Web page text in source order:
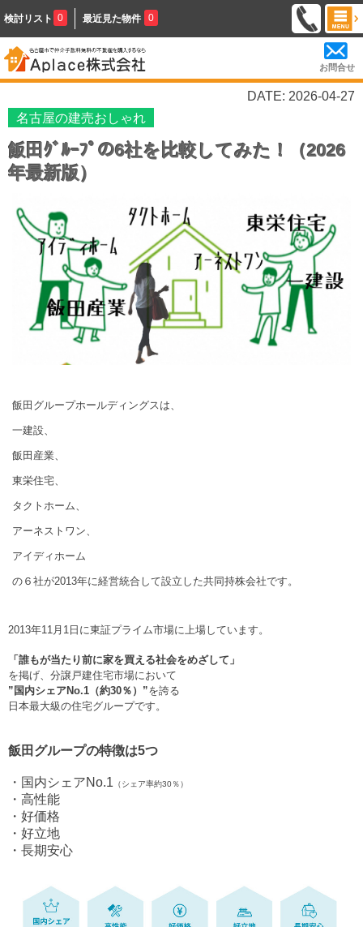
検討リスト 0 最近見た物件 0
お問合せ
DATE: 2026-04-27
名古屋の建売おしゃれ
飯田ｸﾞﾙｰﾌﾟの6社を比較してみた！（2026
年最新版）
飯田グループホールディングスは、
一建設、
飯田産業、
東栄住宅、
タクトホーム、
アーネストワン、
アイディホーム
の６社が2013年に経営統合して設立した共同持株会社です。
2013年11月1日に東証プライム市場に上場しています。
「誰もが当たり前に家を買える社会をめざして」
を掲げ、 分譲戸建住宅市場において
”国内シェアNo.1（約30％）”を誇る
日本最大級の住宅グループです。
飯田グループの特徴は5つ
・国内シェアNo.1 （シェア率約30％）
・高性能
・好価格
・好立地
・長期安心